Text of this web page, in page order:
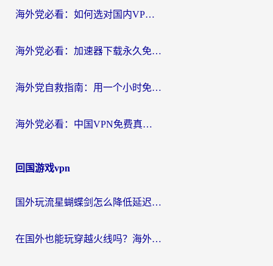
海外党必看：如何选对国内VPN，实现无缝访问国内资源？
海外党必看：加速器下载永久免费版真的存在吗？教你无缝访问国内资源的正确姿势
海外党自救指南：用一个小时免费加速器，轻松打破国内资源访问壁垒？
海外党必看：中国VPN免费真的靠谱吗？手把手教你选对回国加速器
回国游戏vpn
国外玩流星蝴蝶剑怎么降低延迟？海外党必看的加速秘籍（含欧洲鸣潮&彩虹岛优化攻略）
在国外也能玩穿越火线吗？海外玩家国服游戏畅玩终极指南